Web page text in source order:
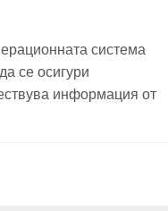
система
се осигури
информация от